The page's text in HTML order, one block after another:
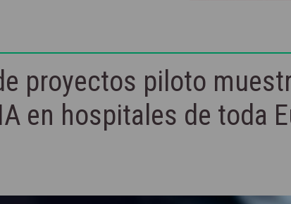
proyectos piloto
en hospitales de toda